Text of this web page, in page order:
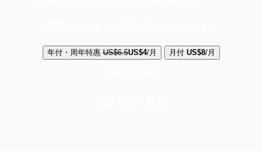
年付・周年特惠 US$6.5US$4/月 月付 US$8/月